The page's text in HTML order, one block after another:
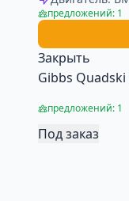
предложений: 1
Закрыть
Gibbs
предложений: 1
Под заказ